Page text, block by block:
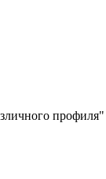
профиля"